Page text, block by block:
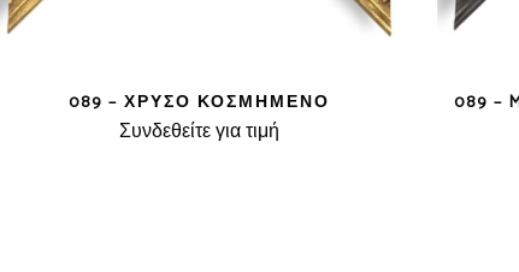
089 – ΧΡΥΣΌ ΚΟΣΜΗΜΈΝΟ
Συνδεθείτε για τιμή
089 –